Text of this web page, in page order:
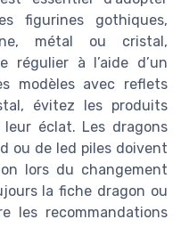
figurines gothiques,
métal ou cristal,
régulier à l’aide d’un
modèles avec reflets
évitez les produits
éclat. Les dragons
ou de led piles doivent
lors du changement
la fiche dragon ou
les recommandations